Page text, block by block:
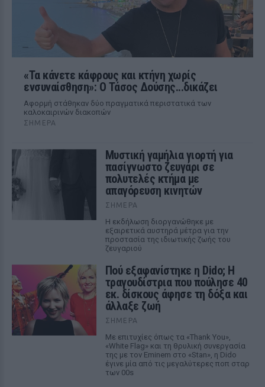
«Τα κάνετε κάφρους και κτήνη χωρίς
ενσυναίσθηση»: Ο Τάσος Δούσης...δικάζει
Αφορμή στάθηκαν δύο πραγματικά περιστατικά των
καλοκαιρινών διακοπών
ΣΉΜΕΡΑ
Μυστική γαμήλια γιορτή για
πασίγνωστο ζευγάρι σε
πολυτελές κτήμα με
απαγόρευση κινητών
ΣΉΜΕΡΑ
Η εκδήλωση διοργανώθηκε με
εξαιρετικά αυστηρά μέτρα για την
προστασία της ιδιωτικής ζωής του
ζευγαριού
Πού εξαφανίστηκε η Dido; Η
τραγουδίστρια που πούλησε 40
εκ. δίσκους άφησε τη δόξα και
άλλαξε ζωή
ΣΉΜΕΡΑ
Με επιτυχίες όπως τα «Thank You»,
«White Flag» και τη θρυλική συνεργασία
της με τον Eminem στο «Stan», η Dido
έγινε μία από τις μεγαλύτερες ποπ σταρ
των 00s